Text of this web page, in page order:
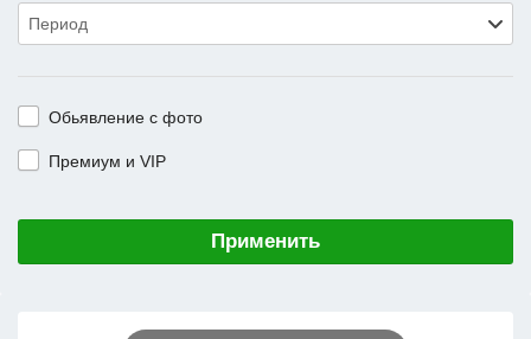
Период
Обьявление с фото
Премиум и VIP
Применить